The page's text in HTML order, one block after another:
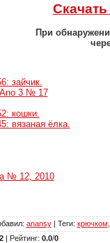
При
зайчик.
Ano 3 № 17
кошки.
вязаная ёлка.
№ 12, 2010
: anansy| Теги: крючком
| Рейтинг: 0.0/0